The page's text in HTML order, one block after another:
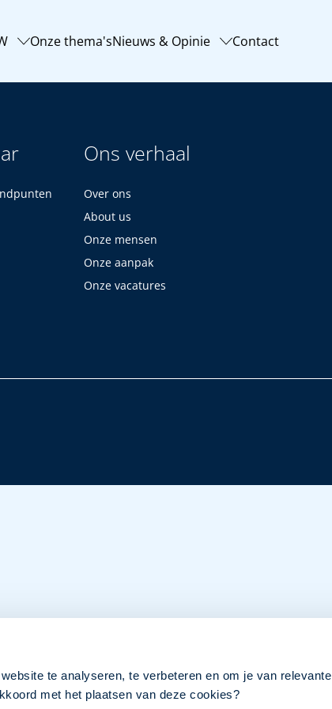
te analyseren, te verbeteren en om je van relevante
met het plaatsen van deze cookies?
Onze thema'sNieuws & Opinie Contact
Ons verhaal
Over ons
About us
Onze mensen
Onze aanpak
Onze vacatures